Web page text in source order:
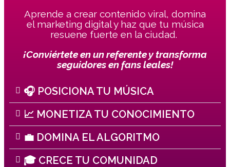
Aprende a crear contenido viral, domina
el marketing digital y haz que tu música
resuene fuerte en la ciudad.
¡Conviértete en un referente y transforma
seguidores en fans leales!
🎧 POSICIONA TU MÚSICA
📈 MONETIZA TU CONOCIMIENTO
💼 DOMINA EL ALGORITMO
🎓 CRECE TU COMUNIDAD